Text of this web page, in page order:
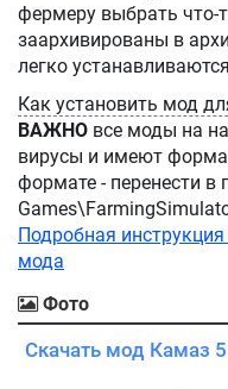
фермеру выбрать что-
заархивированы в
ВАЖНО все моды на
вирусы и имеют
формате - перенести
Подробная
мода
Фото
Скачать мод Камаз